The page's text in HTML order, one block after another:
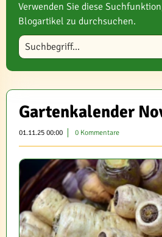
Verwenden Sie diese
Blogartikel zu durchsuchen.
Blog durchsuchen
Gartenkalender
01.11.25 00:00 0 Kommentare